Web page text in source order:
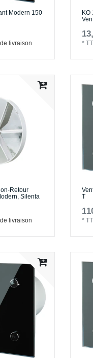
Modern 150
livraison
KO
*
Retour
Silenta
livraison
T
*